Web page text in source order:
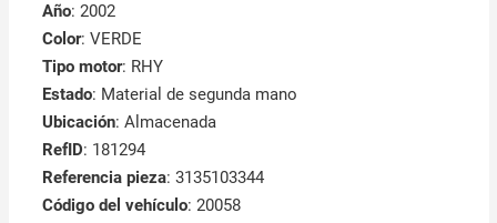
Año: 2002
Color: VERDE
Tipo motor: RHY
Estado: Material de segunda mano
Ubicación: Almacenada
RefID: 181294
Referencia pieza: 3135103344
Código del vehículo: 20058